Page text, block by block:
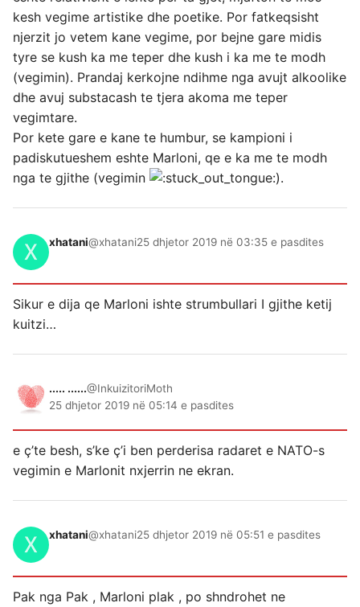
kesh vegime artistike dhe poetike. Por fatkeqsisht
njerzit jo vetem kane vegime, por bejne gare midis
tyre se kush ka me teper dhe kush i ka me te modh
(vegimin). Prandaj kerkojne ndihme nga avujt alkoolike
dhe avuj substacash te tjera akoma me teper
vegimtare.
Por kete gare e kane te humbur, se kampioni i
padiskutueshem eshte Marloni, qe e ka me te modh
nga te gjithe (vegimin
).
xhatani@xhatani25 dhjetor 2019 në 03:35 e pasdites
Sikur e dija qe Marloni ishte strumbullari I gjithe ketij
kuitzi…
..... ......@InkuizitoriMoth
25 dhjetor 2019 në 05:14 e pasdites
e ç’te besh, s’ke ç’i ben perderisa radaret e NATO-s
vegimin e Marlonit nxjerrin ne ekran.
xhatani@xhatani25 dhjetor 2019 në 05:51 e pasdites
Pak nga Pak , Marloni plak , po shndrohet ne